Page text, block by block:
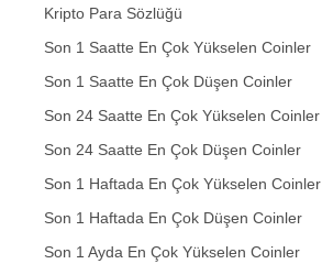
Kripto Para Sözlüğü
Son 1 Saatte En Çok Yükselen Coinler
Son 1 Saatte En Çok Düşen Coinler
Son 24 Saatte En Çok Yükselen Coinler
Son 24 Saatte En Çok Düşen Coinler
Son 1 Haftada En Çok Yükselen Coinler
Son 1 Haftada En Çok Düşen Coinler
Son 1 Ayda En Çok Yükselen Coinler